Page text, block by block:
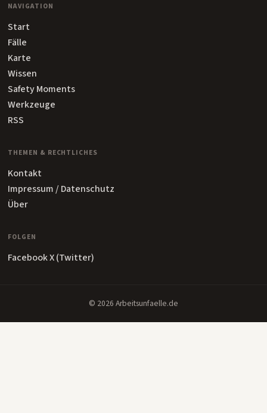
NAVIGATION
Start
Fälle
Karte
Wissen
Safety Moments
Werkzeuge
RSS
THEMEN & RECHTLICHES
Kontakt
Impressum / Datenschutz
Über
FOLGEN
FacebookX (Twitter)
© 2026 Arbeitsunfaelle.de